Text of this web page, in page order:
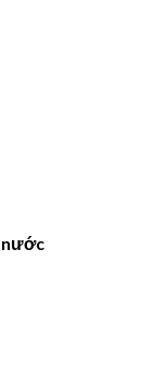
nước